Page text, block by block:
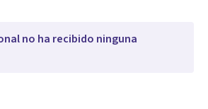
no ha recibido ninguna